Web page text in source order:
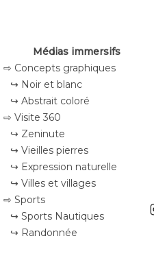
Médias immersifs
⇨ Concepts graphiques
↪ Noir et blanc
↪ Abstrait coloré
⇨ Visite 360
↪ Zeninute
↪ Vieilles pierres
↪ Expression naturelle
↪ Villes et villages
⇨ Sports
↪ Sports Nautiques
↪ Randonnée